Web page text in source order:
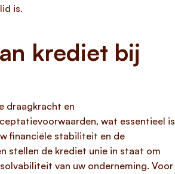
is.
krediet bij
draagkracht en
wat essentieel is
financiële stabiliteit en de
stellen de krediet unie in staat om
van uw onderneming. Voor